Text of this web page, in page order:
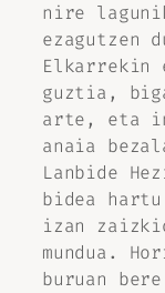
nire
ezagutzen
Elkarrekin
guztia,
arte, eta
anaia
Lanbide
bidea
izan
mundua.
buruan